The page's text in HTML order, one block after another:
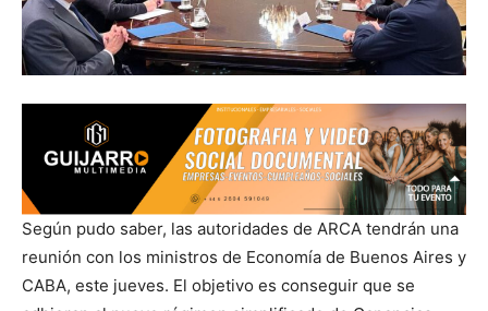
Según pudo saber, las autoridades de ARCA tendrán una
reunión con los ministros de Economía de Buenos Aires y
CABA, este jueves. El objetivo es conseguir que se